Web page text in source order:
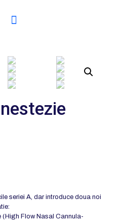
seriei A, dar introduce doua noi
(High Flow Nasal Cannula-